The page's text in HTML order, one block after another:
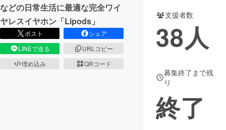
などの日常生活に最適な完全ワイ
ヤレスイヤホン「Lipods」
ポスト
シェア
LINEで送る
URLコピー
埋め込み
QRコード
支援者数
38人
募集終了まで残
り
終了